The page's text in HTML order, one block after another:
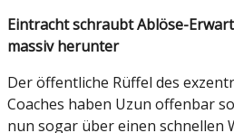
Eintracht schraubt Ablöse-
massiv herunter
Der öffentliche Rüffel des
Coaches haben Uzun offenbar
nun sogar über einen schnellen